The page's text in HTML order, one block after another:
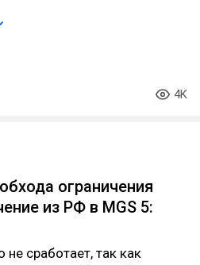
4K
ограничения
из РФ в MGS 5:
не сработает, так как